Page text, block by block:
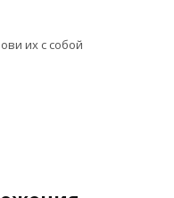
их с собой